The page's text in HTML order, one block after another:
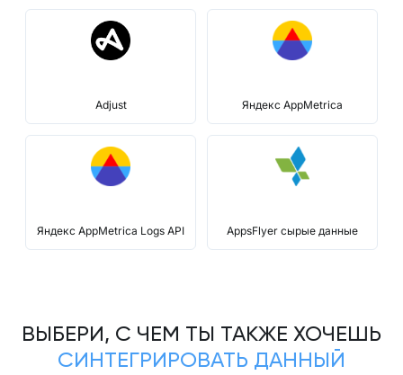
Adjust Яндекс AppMetrica
Яндекс AppMetrica Logs API AppsFlyer сырые данные
ВЫБЕРИ, С ЧЕМ ТЫ ТАКЖЕ ХОЧЕШЬ
СИНТЕГРИРОВАТЬ ДАННЫЙ